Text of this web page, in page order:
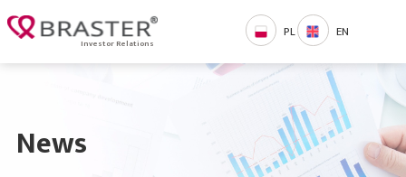
Investor Relations
PL EN
News